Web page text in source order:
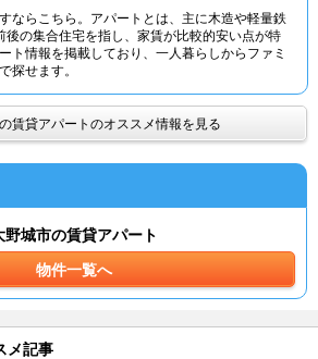
TOP
ならこちら。アパートとは、主に木造や軽量鉄
後の集合住宅を指し、家賃が比較的安い点が特
ト情報を掲載しており、一人暮らしからファミ
探せます。
賃貸アパートのオススメ情報を見る
野城市の賃貸アパート
物件一覧へ
メ記事